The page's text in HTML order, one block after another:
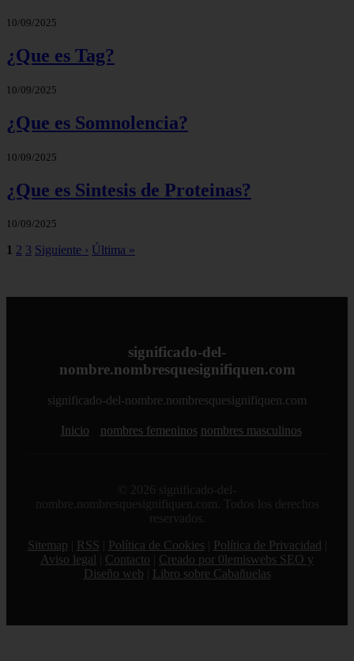
10/09/2025
¿Que es Tag?
10/09/2025
¿Que es Somnolencia?
10/09/2025
¿Que es Sintesis de Proteinas?
10/09/2025
1 2 3 Siguiente › Última »
significado-del-
nombre.nombresquesignifiquen.com
significado-del-nombre.nombresquesignifiquen.com
Inicio nombres femeninos nombres masculinos
© 2026 significado-del-
nombre.nombresquesignifiquen.com. Todos los derechos
reservados.
Sitemap
RSS Política de Cookies Política de Privacidad
Aviso legal
Contacto
Creado por 0lemiswebs SEO y
Diseño web
Libro sobre Cabañuelas